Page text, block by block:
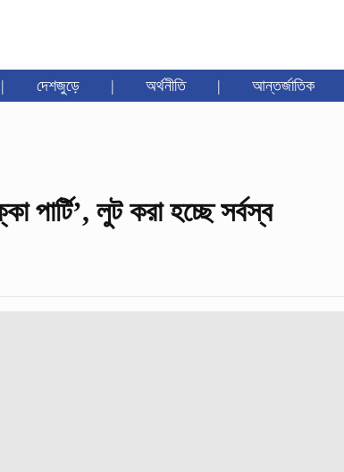
| দেশজুড়ে | অর্থনীতি | আন্তর্জাতিক
পার্টি’, লুট করা হচ্ছে সর্বস্ব